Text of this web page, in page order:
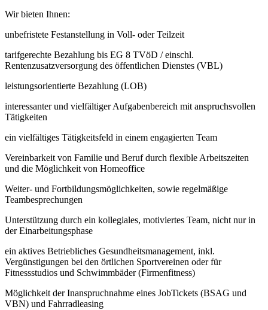
Wir bieten Ihnen:
unbefristete Festanstellung in Voll- oder Teilzeit
tarifgerechte Bezahlung bis EG 8 TVöD / einschl.
Rentenzusatzversorgung des öffentlichen Dienstes (VBL)
leistungsorientierte Bezahlung (LOB)
interessanter und vielfältiger Aufgabenbereich mit anspruchsvollen
Tätigkeiten
ein vielfältiges Tätigkeitsfeld in einem engagierten Team
Vereinbarkeit von Familie und Beruf durch flexible Arbeitszeiten
und die Möglichkeit von Homeoffice
Weiter- und Fortbildungsmöglichkeiten, sowie regelmäßige
Teambesprechungen
Unterstützung durch ein kollegiales, motiviertes Team, nicht nur in
der Einarbeitungsphase
ein aktives Betriebliches Gesundheitsmanagement, inkl.
Vergünstigungen bei den örtlichen Sportvereinen oder für
Fitnessstudios und Schwimmbäder (Firmenfitness)
Möglichkeit der Inanspruchnahme eines JobTickets (BSAG und
VBN) und Fahrradleasing